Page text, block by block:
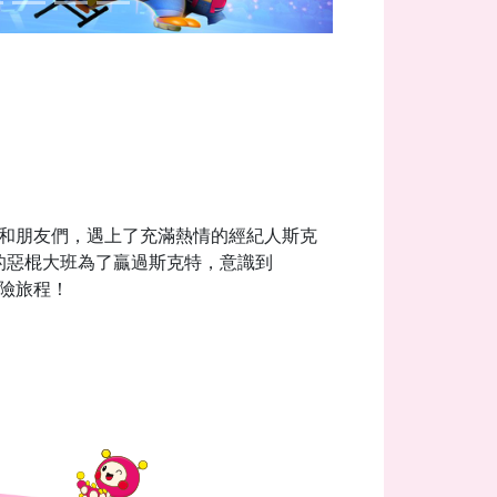
朋友們，遇上了充滿熱情的經紀人斯克
惡棍大班為了贏過斯克特，意識到
旅程！